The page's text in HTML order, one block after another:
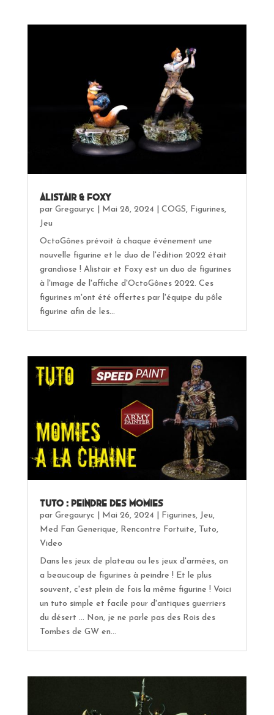
Alistair & Foxy
par Gregauryc Mai 28, 2024| COGS, Figurines,
Jeu
OctoGônes prévoit à chaque événement une
nouvelle figurine et le duo de l'édition 2022 était
grandiose ! Alistair et Foxy est un duo de figurines
à l'image de l'affiche d'OctoGônes 2022. Ces
figurines m'ont été offertes par l'équipe du pôle
figurine afin de les...
Tuto : Peindre des Momies
par Gregauryc Mai 26, 2024| Figurines, Jeu,
Med Fan Generique, Rencontre Fortuite, Tuto,
Video
Dans les jeux de plateau ou les jeux d'armées, on
a beaucoup de figurines à peindre ! Et le plus
souvent, c'est plein de fois la même figurine ! Voici
un tuto simple et facile pour d'antiques guerriers
du désert ... Non, je ne parle pas des Rois des
Tombes de GW en...